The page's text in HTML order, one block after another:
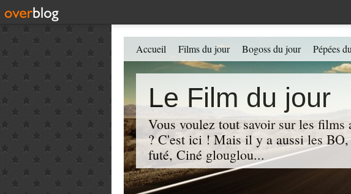
Le Film du jour
Vous voulez tout savoir sur les films
? C'est ici ! Mais il y a aussi les BO,
futé, Ciné glouglou...
Accueil Films du jour Bogoss du jour Pépées